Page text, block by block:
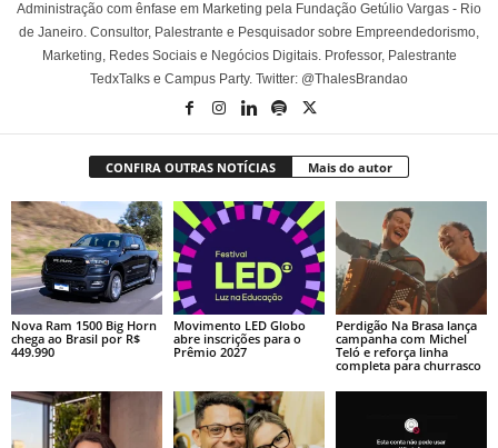
Administração com ênfase em Marketing pela Fundação Getúlio Vargas - Rio
de Janeiro. Consultor, Palestrante e Pesquisador sobre Empreendedorismo,
Marketing, Redes Sociais e Negócios Digitais. Professor, Palestrante
TedxTalks e Campus Party. Twitter: @ThalesBrandao
CONFIRA OUTRAS NOTÍCIAS Mais do autor
Nova Ram 1500 Big Horn
chega ao Brasil por R$
449.990
Movimento LED Globo
abre inscrições para o
Prêmio 2027
Perdigão Na Brasa lança
campanha com Michel
Teló e reforça linha
completa para churrasco